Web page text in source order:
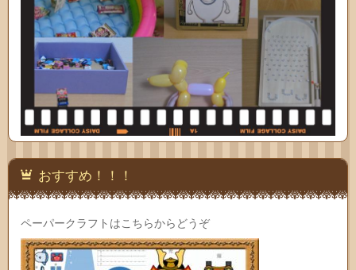
おすすめ！！！
ペーパークラフトはこちらからどうぞ